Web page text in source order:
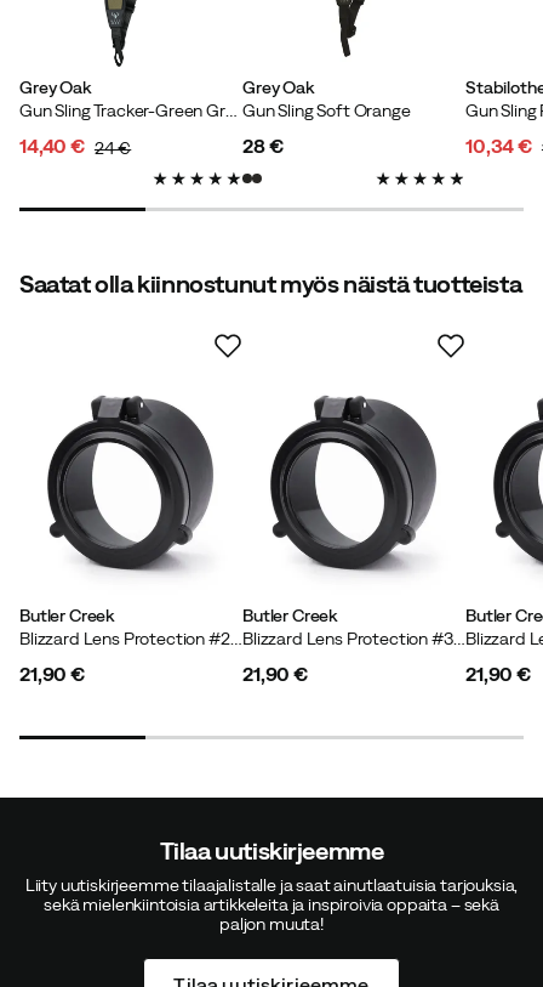
OneSize
Verified by Trustvoice
Grey Oak
Gun Sling Tracker-Green Green
14,40 € 24 €
Grey Oak
Gun Sling Soft Orange
price
28 €
10,34 €
Saatat olla kiinnostunut myös näistä tuotteista
Butler Creek
Blizzard Lens Protection #2 Black
21,90 €
Butler Creek
Blizzard Lens Protection #3 Black
21,90 €
Butler
21,90 €
Tilaa uutiskirjeemme
Liity uutiskirjeemme tilaajalistalle ja saat ainutlaatuisia tarjouksia,
sekä mielenkiintoisia artikkeleita ja inspiroivia oppaita – sekä
paljon muuta!